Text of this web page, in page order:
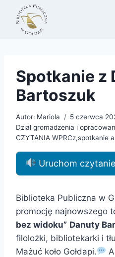
Przejdź
treści
Spotkanie z
Bartoszuk
Autor: Mariola
5 czerwca
Dział gromadzenia i
CZYTANIA WPRCz,spotkanie
Uruchom
Biblioteka Publiczna w
promocję najnowszego
bez widoku” Danuty
filolożki, bibliotekarki i
Mażuć koło Gołdapi.